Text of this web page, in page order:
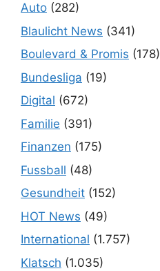
Auto (282)
Blaulicht News (341)
Boulevard & Promis (178)
Bundesliga (19)
Digital (672)
Familie (391)
Finanzen (175)
Fussball (48)
Gesundheit (152)
HOT News (49)
International (1.757)
Klatsch (1.035)